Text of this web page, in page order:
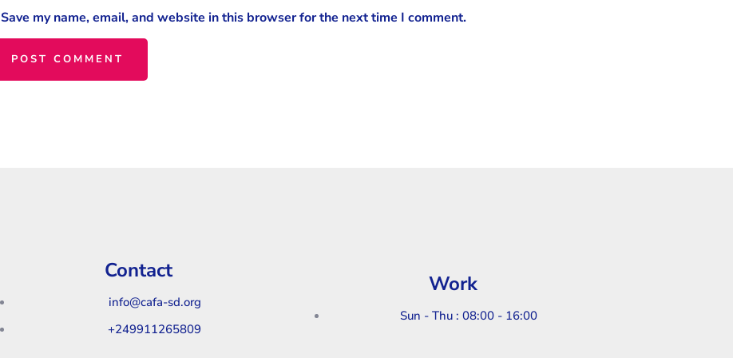
Save my name, email, and website in this browser for the next time I comment.
Contact
info@cafa-sd.org
+249911265809
Work
Sun - Thu : 08:00 - 16:00